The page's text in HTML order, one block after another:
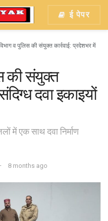
ई पेपर
व पुलिस की संयुक्त कार्रवाई: प्रदेशभर में
की संयुक्त
दवा इकाइयों
में एक साथ दवा निर्माण
8 months ago